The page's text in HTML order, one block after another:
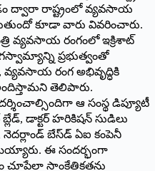
ద్వారా రాష్ట్రంలో వ్యవసాయ
కూడా వారు వివరించారు.
వ్యవసాయ రంగంలో ఇక్రిశాట్‌
ప్రభుత్వంతో
రంగ అభివృద్ధికి
తెలిపారు.
ఆ సంస్థ డిప్యూటీ
బ్లేడ్‌, డాక్టర్‌ హరికిషన్‌ సుడిలు
బేస్‌డ్‌ ఏఐ కంపెనీ
ఈ సందర్భంగా
చూపేలా సాంకేతికతను